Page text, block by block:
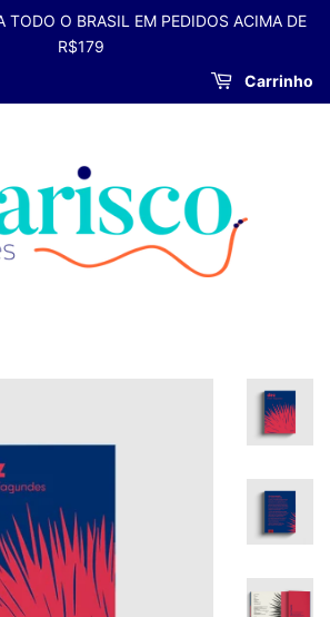
TODO O BRASIL EM PEDIDOS ACIMA DE
R$179
Carrinho